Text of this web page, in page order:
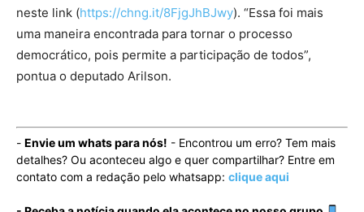
neste link (https://chng.it/8FjgJhBJwy). “Essa foi mais
uma maneira encontrada para tornar o processo
democrático, pois permite a participação de todos”,
pontua o deputado Arilson.
- Envie um whats para nós! - Encontrou um erro? Tem mais
detalhes? Ou aconteceu algo e quer compartilhar? Entre em
contato com a redação pelo whatsapp: clique aqui